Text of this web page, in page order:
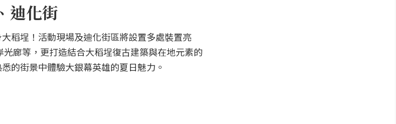
迪化街
稻埕！活動現場及迪化街區將設置多處裝置亮
廊等，更打造結合大稻埕復古建築與在地元素的
的街景中體驗大銀幕英雄的夏日魅力。